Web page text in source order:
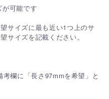
が可能です
サイズに最も近い1つ上のサ
サイズを記載ください。
欄に「長さ97mmを希望」と